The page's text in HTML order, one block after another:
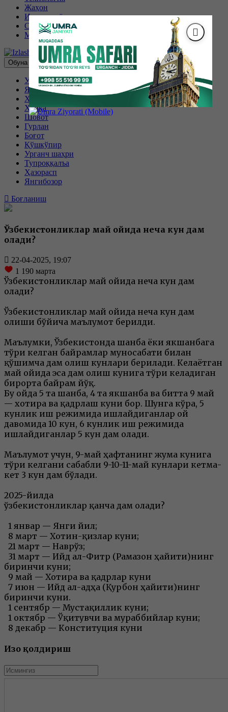
Жаҳон
Иқтисодиёт
Спорт
Маҳаллий
Обуна бўлиш
Урганч
Янгиариқ
Хива
Хонқа
Шовот
Гурлан
Боғот
Қўшкўпир
Урганч шаҳри
Тупроққалъа
Ҳазорасп
Янгибозор
Боғланиш
Ўзбекистонликлар май ойида неча кун дам
олади?
22-04-2025, 19:07
1 190 марта
Ўзбекистонликлар май ойида неча кун дам
олади?
Ўзбекистонликлар май ойида неча кун дам
олиши бўйича маълумот берилди.
Маълумки, Ўзбекистонда шанба ёки якшанбага
тўғри келган байрамлар муносабати билан
қўшимча дам олиш кунлари берилади. Келаётган
май ойида эса дам олиш кунига тўғри келадиган
бирорта байрам йўқ.
Бу ойда 5 та шанба, 4 та якшанба ва битта 9 май
— хотира ва қадрлаш куни бор. Шунга кўра, 5
кунлик иш режимида ишлайдиганлар ой
давомида 10 кун, 6 кунлик иш режимида
ишлайдиганлар 5 кун дам олади.
Маълумот учун, 9-май ҳафтанинг жума кунига
тўғри келгани сабабли 9-10-11-май кунлари кетма-
кет 3 кун дам бўлади.
2025-йилда
ўзбекистонликлар қанча дам олади?
1 январ — Янги йил;
8 март — Хотин-қизлар куни;
21 март — Наврўз;
31 март — Ийд ал-Фитр (Рамазон ҳайити)нинг
биринчи куни;
9 май — Хотира ва қадрлар куни
7 июн — Ийд ал-адҳа (Қурбон ҳайити)нинг
биринчи куни.
1 сентябр — Мустақиллик куни;
1 октябр — Ўқитувчи ва мураббийлар куни;
8 декабр — Конституция куни
Изоҳ қолдириш